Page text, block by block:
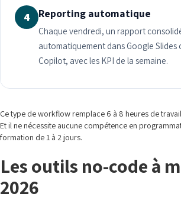
4 Reporting automatique
Chaque vendredi, un rapport
automatiquement dans Google
Copilot, avec les KPI de la semaine.
Ce type de workflow remplace 6 à 8 heures de
Et il ne nécessite aucune compétence en
formation de 1 à 2 jours.
Les outils no-code à
2026